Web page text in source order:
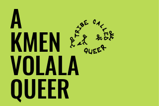
A
KMEN
VOLALA
QUEER